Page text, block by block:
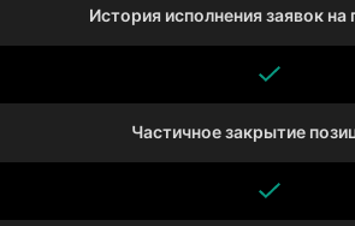
История исполнения заявок на
Частичное закрытие